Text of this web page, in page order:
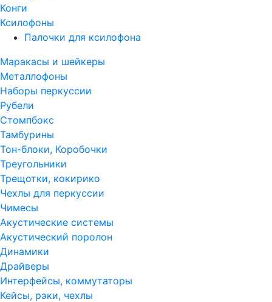
Конги
Ксилофоны
Палочки для ксилофона
Маракасы и шейкеры
Металлофоны
Наборы перкуссии
Рубели
Стомпбокс
Тамбурины
Тон-блоки, Коробочки
Треугольники
Трещотки, кокирико
Чехлы для перкуссии
Чимесы
Акустические системы
Акустический поролон
Динамики
Драйверы
Интерфейсы, коммутаторы
Кейсы, рэки, чехлы